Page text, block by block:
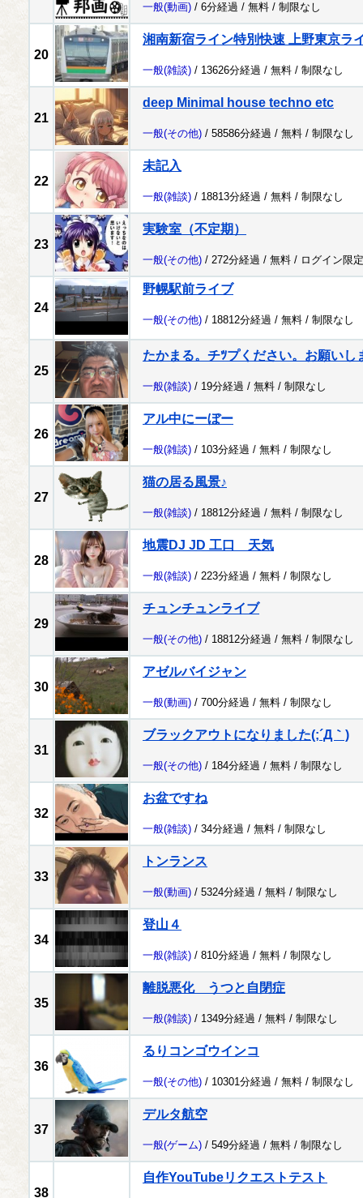
一般(動画) / 6分経過 / 無料 / 制限なし
20
湘南新宿ライン特別快速 上野東京ラ
一般(雑談) / 13626分経過 / 無料 / 制限なし
21
deep Minimal house techno etc
一般(その他) / 58586分経過 / 無料 / 制限なし
22
未記入
一般(雑談) / 18813分経過 / 無料 / 制限なし
23
実験室（不定期）
一般(その他) / 272分経過 / 無料 / ログイン限定
24
野幌駅前ライブ
一般(その他) / 18812分経過 / 無料 / 制限なし
25
たかまる。チﾂプください。お願いし
一般(雑談) / 19分経過 / 無料 / 制限なし
26
アル中にーぼー
一般(雑談) / 103分経過 / 無料 / 制限なし
27
猫の居る風景♪
一般(雑談) / 18812分経過 / 無料 / 制限なし
28
地震DJ JD 工口 天気
一般(雑談) / 223分経過 / 無料 / 制限なし
29
チュンチュンライブ
一般(その他) / 18812分経過 / 無料 / 制限なし
30
アゼルバイジャン
一般(動画) / 700分経過 / 無料 / 制限なし
31
ブラックアウトになりました(;´Д｀)
一般(その他) / 184分経過 / 無料 / 制限なし
32
お盆ですね
一般(雑談) / 34分経過 / 無料 / 制限なし
33
トンランス
一般(動画) / 5324分経過 / 無料 / 制限なし
34
登山４
一般(雑談) / 810分経過 / 無料 / 制限なし
35
離脱悪化 うつと自閉症
一般(雑談) / 1349分経過 / 無料 / 制限なし
36
るりコンゴウインコ
一般(その他) / 10301分経過 / 無料 / 制限なし
37
デルタ航空
一般(ゲーム) / 549分経過 / 無料 / 制限なし
38
自作YouTubeリクエストテスト